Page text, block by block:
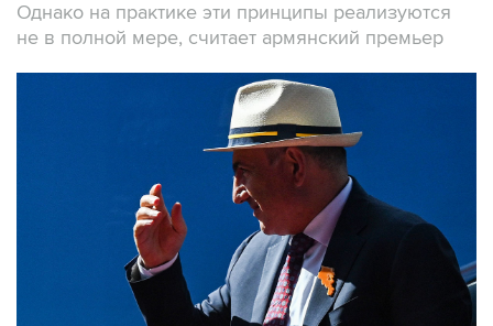
Однако на практике эти принципы реализуются
не в полной мере, считает армянский премьер